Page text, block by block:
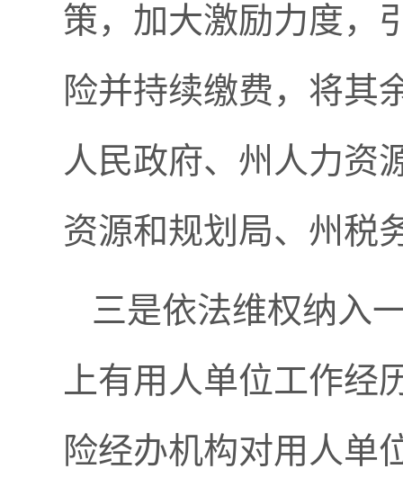
策，加大激励力度，
险并持续缴费，将其
人民政府、州人力资
资源和规划局、州税
三是依法维权纳入
上有用人单位工作
险经办机构对用人单